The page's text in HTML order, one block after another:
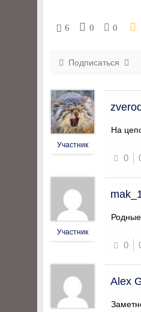
6 0 0
Подписаться
Участник
На
0
Участник
0
Alex